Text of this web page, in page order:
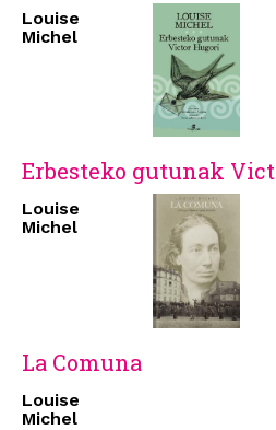
Louise
Michel
Erbesteko gutunak
Louise
Michel
La Comuna
Louise
Michel